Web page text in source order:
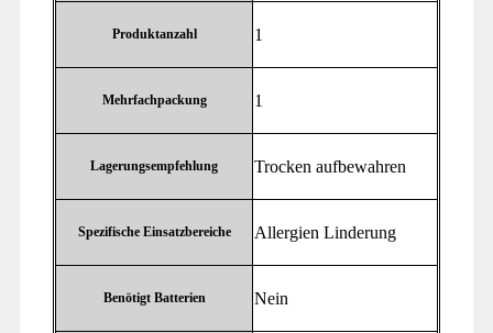
Produktanzahl ‎1
Mehrfachpackung ‎1
Lagerungsempfehlung ‎Trocken aufbewahren
Spezifische Einsatzbereiche ‎Allergien Linderung
Benötigt Batterien ‎Nein